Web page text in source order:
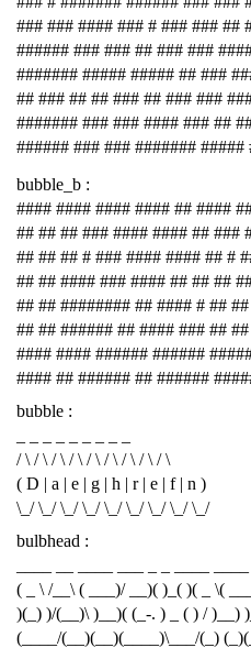
### ### #### ### # ### ### ##
###### ### ### ## ### ###
####### ##### ##### ## ###
## ### ## ## ### ## ### ###
####### ### ### #### ### ##
###### ### ### #######
bubble_b :
#### #### #### #### ## ####
## ## ## ### #### #### ## ###
## ## ## # ### #### #### ## #
## ## #### ### #### ## ## ##
## ## ######## ## #### # ##
## ## ###### ## #### ### ##
#### #### ###### ######
#### ## ###### ## ######
bubble :
/ \ / \ / \ / \ / \ / \ / \ / \ / \
( D | a | e | g | h | r | e | f | n )
\_/ \_/ \_/ \_/ \_/ \_/ \_/ \_/ \_/
bulbhead :
( _ \ /__\ ( ___)/ __)( )_( )( _ \(
)(_) )/(__)\ )__)( (_-. ) _ ( ) / )__)
(____/(__)(__)(____)\___/(_)